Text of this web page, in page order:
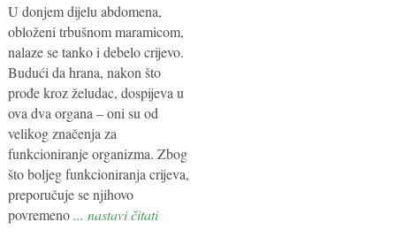
U donjem dijelu abdomena,
obloženi trbušnom maramicom,
nalaze se tanko i debelo crijevo.
Budući da hrana, nakon što
prođe kroz želudac, dospijeva u
ova dva organa – oni su od
velikog značenja za
funkcioniranje organizma. Zbog
što boljeg funkcioniranja crijeva,
preporučuje se njihovo
povremeno... nastavi čitati